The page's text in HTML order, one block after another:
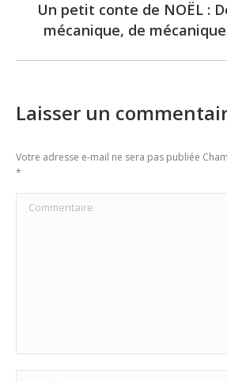
Next
post:
Un petit conte de NOËL :
mécanique, de
Laisser un
Votre adresse e-mail ne sera pas publiée
*
Commentaire